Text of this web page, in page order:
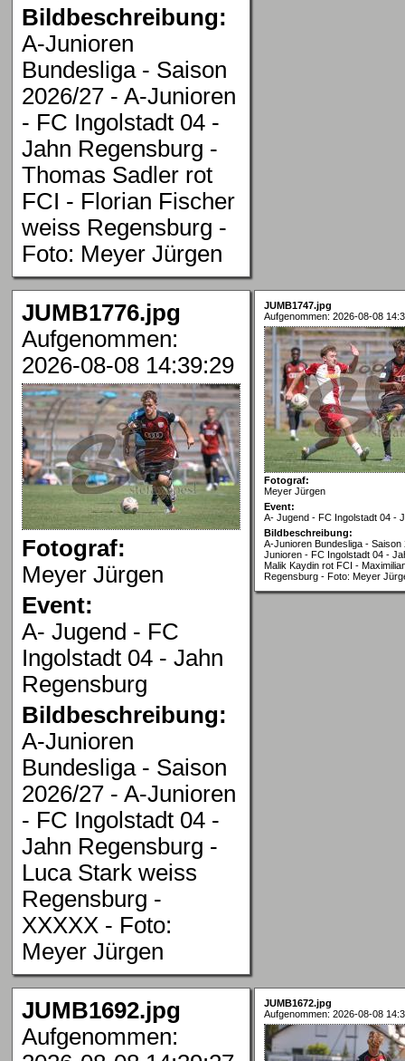
Bildbeschreibung:
A-Junioren
Bundesliga - Saison
2026/27 - A-Junioren
- FC Ingolstadt 04 -
Jahn Regensburg -
Thomas Sadler rot
FCI - Florian Fischer
weiss Regensburg -
Foto: Meyer Jürgen
JUMB1776.jpg
Aufgenommen:
2026-08-08 14:39:29
Fotograf:
Meyer Jürgen
Event:
A- Jugend - FC
Ingolstadt 04 - Jahn
Regensburg
Bildbeschreibung:
A-Junioren
Bundesliga - Saison
2026/27 - A-Junioren
- FC Ingolstadt 04 -
Jahn Regensburg -
Luca Stark weiss
Regensburg -
XXXXX - Foto:
Meyer Jürgen
JUMB1747.jpg
Aufgenommen: 2026-08-08
Fotograf:
Meyer Jürgen
Event:
A- Jugend - FC Ingolstadt 04 -
Bildbeschreibung:
A-Junioren Bundesliga - Saison
Junioren - FC Ingolstadt 04 -
Malik Kaydin rot FCI -
Regensburg - Foto: Meyer
JUMB1692.jpg
Aufgenommen:
JUMB1672.jpg
Aufgenommen: 2026-08-08